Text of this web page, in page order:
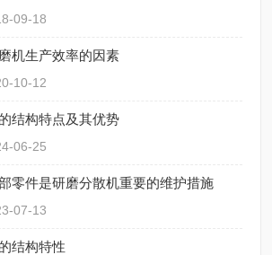
09-18
机生产效率的因素
10-12
结构特点及其优势
06-25
零件是研磨分散机重要的维护措施
07-13
结构特性